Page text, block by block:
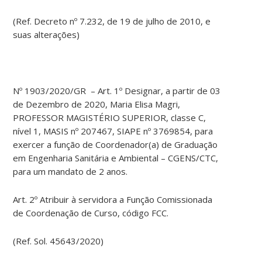
(Ref. Decreto nº 7.232, de 19 de julho de 2010, e
suas alterações)
Nº 1903/2020/GR – Art. 1º Designar, a partir de 03
de Dezembro de 2020, Maria Elisa Magri,
PROFESSOR MAGISTÉRIO SUPERIOR, classe C,
nível 1, MASIS nº 207467, SIAPE nº 3769854, para
exercer a função de Coordenador(a) de Graduação
em Engenharia Sanitária e Ambiental – CGENS/CTC,
para um mandato de 2 anos.
Art. 2º Atribuir à servidora a Função Comissionada
de Coordenação de Curso, código FCC.
(Ref. Sol. 45643/2020)